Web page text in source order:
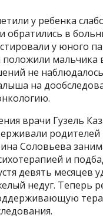
у ребенка
обратились в
у юного
мальчика
не
на
врачи Гузель
родителей
Соловьева
и
девять месяцев
недуг. Теперь